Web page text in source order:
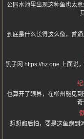
公园水池里出现这种鱼也太
到底是什么长得这么像，普
黑子网 https://hz.one 上面说
也算开了眼界，在柳州能见
奇
想想都后怕，要是这鱼跑到